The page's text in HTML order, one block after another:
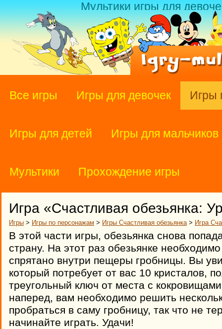
Мультики игры для
Все игры Игры для девочек Игры
Игры для детей Игры для мальчиков
Мультики Прохождение игры
Игра «Счастливая обезьянка:
Игры > Игры по персонажам > Игры Счастливая обезьянка> Игра
В этой части игры, обезьянка снова
страну. На этот раз обезьянке
спрятано внутри пещеры гробницы. Вы
который потребует от вас 10 кристалов,
треугольный ключ от места с
наперед, вам необходимо решить
пробраться в саму гробницу, так что не
начинайте играть. Удачи!